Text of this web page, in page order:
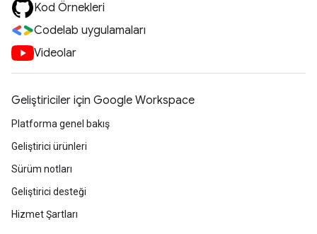
Kod Örnekleri
Codelab uygulamaları
Videolar
Geliştiriciler için Google Workspace
Platforma genel bakış
Geliştirici ürünleri
Sürüm notları
Geliştirici desteği
Hizmet Şartları